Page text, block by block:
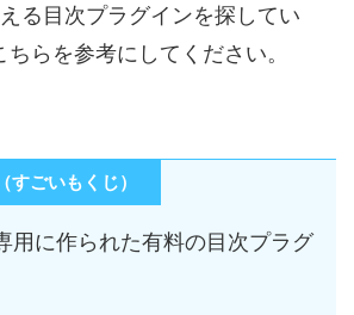
る目次プラグインを探してい
らを参考にしてください。
ごいもくじ）
用に作られた有料の目次プラグ